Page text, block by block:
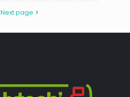
Next page